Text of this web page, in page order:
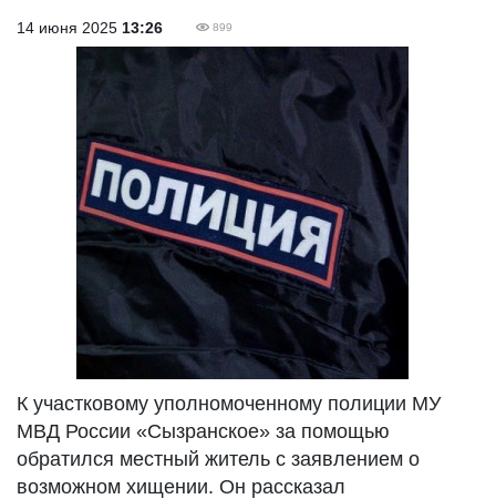
14 июня 2025 13:26 899
К участковому уполномоченному полиции МУ
МВД России «Сызранское» за помощью
обратился местный житель с заявлением о
возможном хищении. Он рассказал